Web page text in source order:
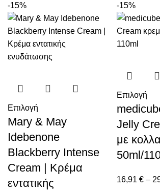
-15%
Επιλογή
Mary & May
Idebenone
Blackberry Intense
Cream | Κρέμα
εντατικής
-15%
Επιλογή
Jelly
με
50ml/
16,91 € –